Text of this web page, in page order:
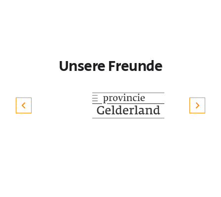
Unsere Freunde